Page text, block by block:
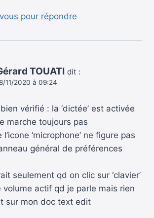
pour répondre
TOUATI dit :
11/2020 à 09:24
bien vérifié : la ‘dictée’ est activée
marche toujours pas
‘microphone’ ne figure pas
général de préférences
seulement qd on clic sur ‘clavier’
volume actif qd je parle mais rien
sur mon doc text edit